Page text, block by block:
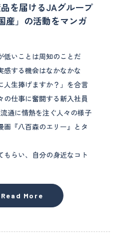
を届けるJAグループ
産」の活動をマンガ
低いことは周知のことだ
感する機会はなかなかな
人生捧げますか？」を合言
の仕事に奮闘する新入社員
通に情熱を注ぐ人々の様子
画『八百森のエリー』とタ
もらい、自分の身近なコト
Read More